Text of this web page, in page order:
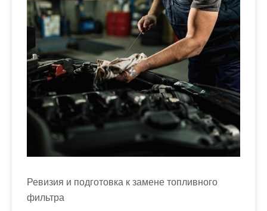
Ревизия и подготовка к замене топливного
фильтра